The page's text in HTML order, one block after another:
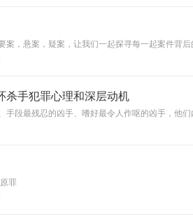
案，悬案，疑案，让我们一起探寻每一起案件背后
杀手犯罪心理和深层动机
手段最残忍的凶手、嗜好最令人作呕的凶手，他
罪